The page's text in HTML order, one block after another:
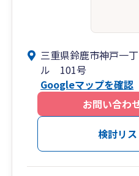
三重県鈴鹿市神戸一
ル 101号
Googleマップを確認
お問い合わ
検討リ